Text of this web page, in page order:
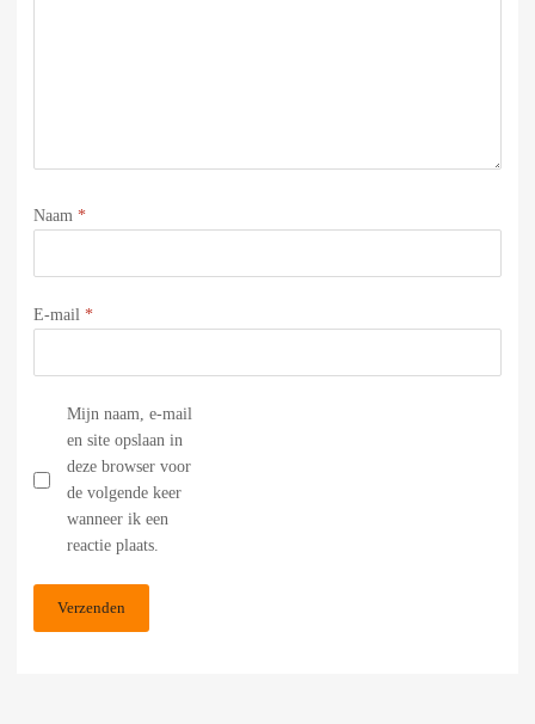
Naam *
E-mail *
Mijn naam, e-mail
en site opslaan in
deze browser voor
de volgende keer
wanneer ik een
reactie plaats.